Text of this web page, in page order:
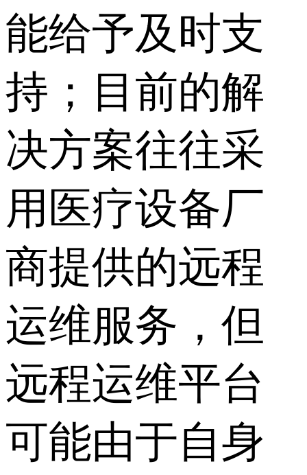
能给予及时支
持；目前的解
决方案往往采
用医疗设备厂
商提供的远程
运维服务，但
远程运维平台
可能由于自身